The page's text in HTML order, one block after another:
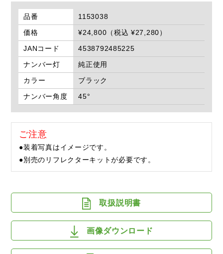
品番
1153038
価格
¥24,800（税込 ¥27,280）
JANコード
4538792485225
ナンバー灯
純正使用
カラー
ブラック
ナンバー角度
45°
ご注意
●装着写真はイメージです。
●別売のリフレクターキットが必要です。
取扱説明書
画像ダウンロード